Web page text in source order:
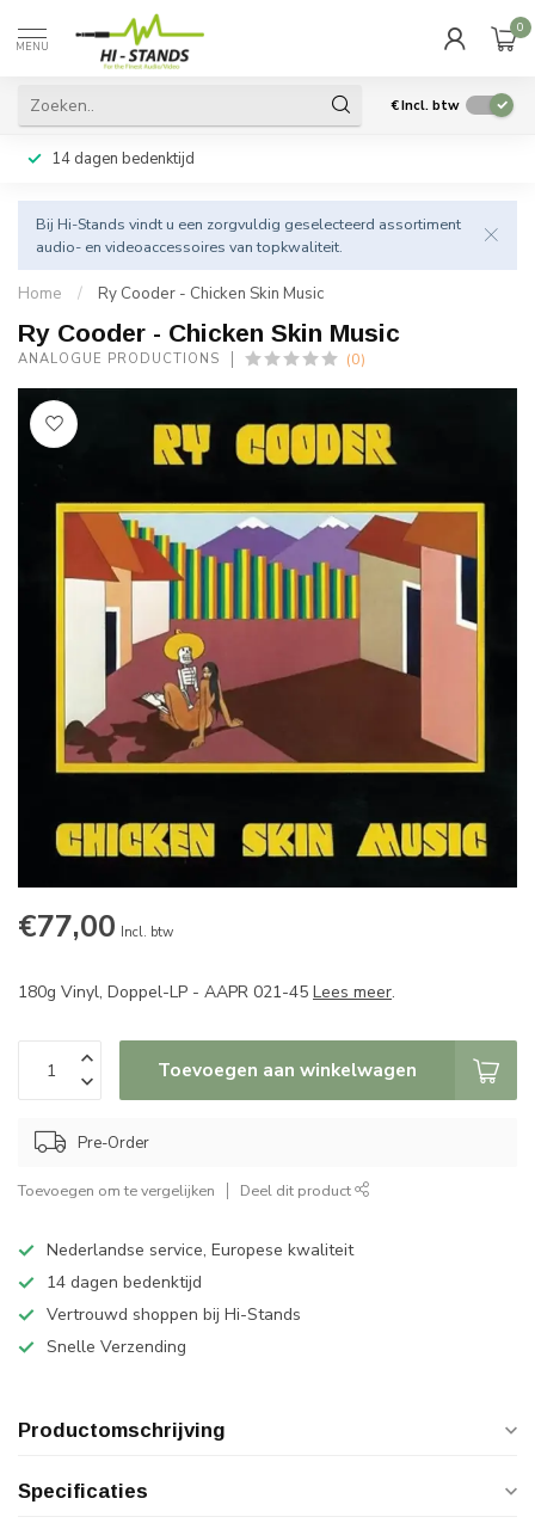
MENU
0
€Incl. btw
14 dagen bedenktijd
Bij Hi-Stands vindt u een zorgvuldig geselecteerd assortiment
audio- en videoaccessoires van topkwaliteit.
Home / Ry Cooder - Chicken Skin Music
Ry Cooder - Chicken Skin Music
ANALOGUE PRODUCTIONS (0)
€77,00 Incl. btw
180g Vinyl, Doppel-LP - AAPR 021-45 Lees meer.
Toevoegen aan winkelwagen
Pre-Order
Toevoegen om te vergelijken Deel dit product
Nederlandse service, Europese kwaliteit
14 dagen bedenktijd
Vertrouwd shoppen bij Hi-Stands
Snelle Verzending
Productomschrijving
Specificaties